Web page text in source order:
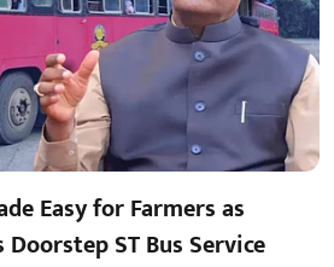
Easy for Farmers as
ST Bus Service